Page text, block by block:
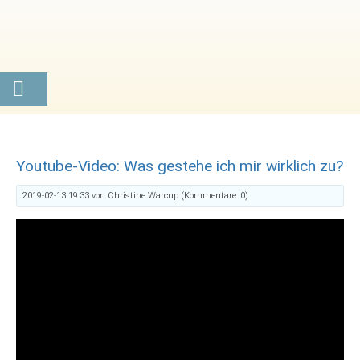
Youtube-Video: Was gestehe ich mir wirklich zu?
2019-02-13 19:33 von Christine Warcup (Kommentare: 0)